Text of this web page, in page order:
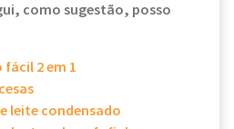
como sugestão, posso
2 em 1
leite condensado